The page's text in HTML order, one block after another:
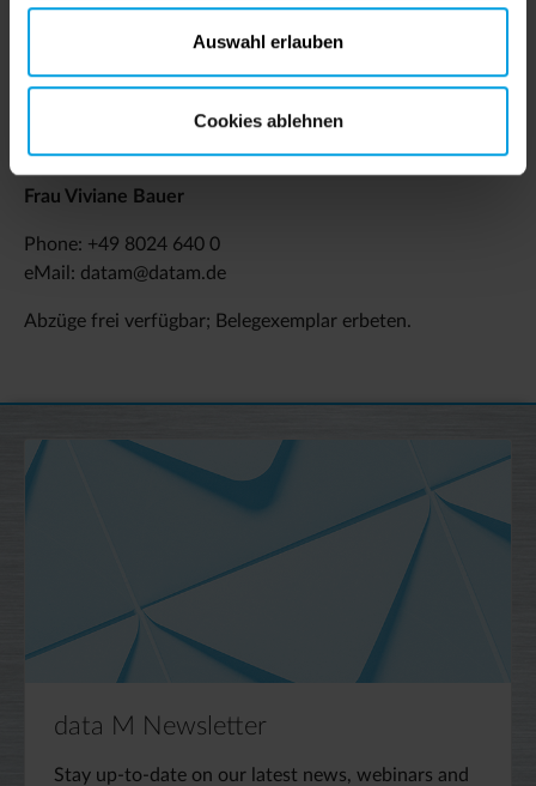
Auswahl erlauben
Cookies ablehnen
Presseansprechpartner
Bei Rückfragen oder wenn Sie zusätzliche Informationen
wünschen, wenden Sie sich bitte an:
Frau Viviane Bauer
Phone: +49 8024 640 0
eMail: datam@datam.de
Abzüge frei verfügbar; Belegexemplar erbeten.
data M Newsletter
Stay up-to-date on our latest news, webinars and